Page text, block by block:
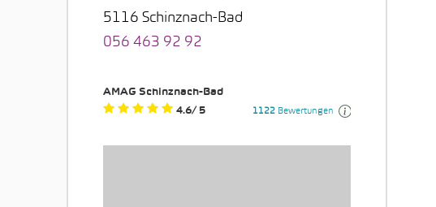
5116 Schinznach-Bad
056 463 92 92